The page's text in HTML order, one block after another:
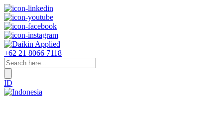
+62 21 8066 7118
ID